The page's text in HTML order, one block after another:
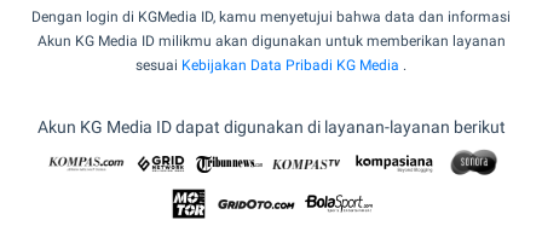
Dengan login di KGMedia ID, kamu menyetujui bahwa data dan informasi
Akun KG Media ID milikmu akan digunakan untuk memberikan layanan
sesuai Kebijakan Data Pribadi KG Media .
Akun KG Media ID dapat digunakan di layanan-layanan berikut